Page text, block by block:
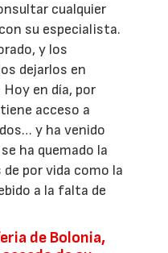
cualquier
su especialista.
y los
dejarlos en
en día, por
acceso a
y ha venido
ha quemado la
por vida como la
a la falta de
de Bolonia,